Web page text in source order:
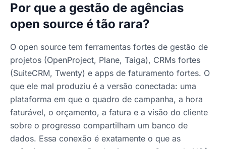
Por que a gestão de agências
open source é tão rara?
O open source tem ferramentas fortes de gestão de
projetos (OpenProject, Plane, Taiga), CRMs fortes
(SuiteCRM, Twenty) e apps de faturamento fortes. O
que ele mal produziu é a versão conectada: uma
plataforma em que o quadro de campanha, a hora
faturável, o orçamento, a fatura e a visão do cliente
sobre o progresso compartilham um banco de
dados. Essa conexão é exatamente o que as